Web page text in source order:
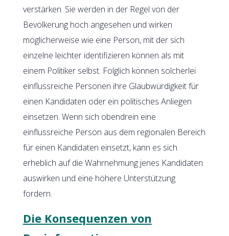
verstärken. Sie werden in der Regel von der
Bevölkerung hoch angesehen und wirken
möglicherweise wie eine Person, mit der sich
einzelne leichter identifizieren können als mit
einem Politiker selbst. Folglich können solcherlei
einflussreiche Personen ihre Glaubwürdigkeit für
einen Kandidaten oder ein politisches Anliegen
einsetzen. Wenn sich obendrein eine
einflussreiche Person aus dem regionalen Bereich
für einen Kandidaten einsetzt, kann es sich
erheblich auf die Wahrnehmung jenes Kandidaten
auswirken und eine höhere Unterstützung
fordern.
Die Konsequenzen von